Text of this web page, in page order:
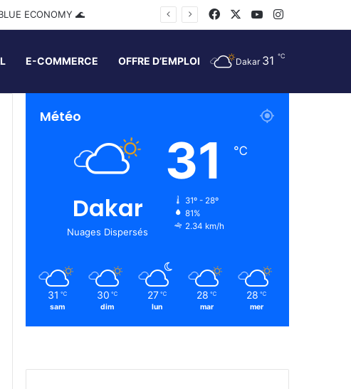
ECONOMY 🌊 FacebookYouTubeInstagram
E-COMMERCE OFFRE D’EMPLOI Dakar 31 ℃
Météo
Dakar
Nuages Dispersés
31 ℃
31º - 28º
81%
2.34 km/h
31 ℃
sam
30 ℃
dim
27 ℃
lun
28 ℃
mar
28 ℃
mer